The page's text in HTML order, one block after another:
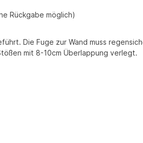
Rückgabe möglich)
Die Fuge zur Wand muss
mit 8-10cm Überlappung verlegt.